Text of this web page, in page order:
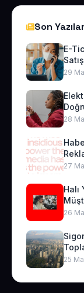
Son Yazılar
E-
29
28
27
26
25